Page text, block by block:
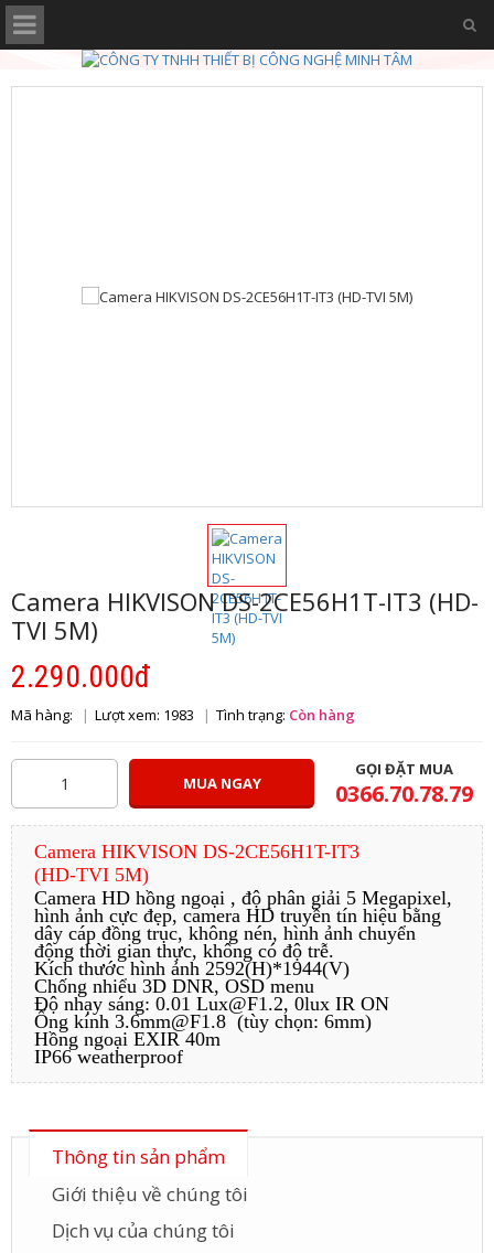
Camera HIKVISON DS-2CE56H1T-IT3 (HD-
TVI 5M)
2.290.000đ
Mã hàng: Lượt xem: 1983 Tình trạng: Còn hàng
MUA NGAY
GỌI ĐẶT MUA
0366.70.78.79
Camera HIKVISON DS-2CE56H1T-IT3
(HD-TVI 5M)
Camera HD hồng ngoại , độ phân giải 5 Megapixel,
hình ảnh cực đẹp, camera HD truyền tín hiệu bằng
dây cáp đồng trục, không nén, hình ảnh chuyển
động thời gian thực, không có độ trễ.
Kích thước hình ảnh 2592(H)*1944(V)
Chống nhiểu 3D DNR, OSD menu
Độ nhạy sáng: 0.01 Lux@F1.2, 0lux IR ON
Ống kính 3.6mm@F1.8 (tùy chọn: 6mm)
Hồng ngoại EXIR 40m
IP66 weatherproof
Thông tin sản phẩm
Giới thiệu về chúng tôi
Dịch vụ của chúng tôi